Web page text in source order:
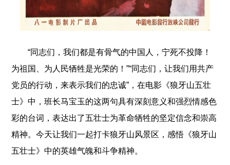
“同志们，我们都是有骨气的中国人，宁死不投降！
为祖国、为人民牺牲是光荣的！”“同志们，让我们用共产
党员的行动，来表示我们的忠诚”，在电影《狼牙山五壮
士》中，班长马宝玉的这两句具有深刻意义和强烈情感色
彩的台词，表达出了五壮士为革命牺牲的坚定信念和崇高
精神。今天让我们一起打卡狼牙山风景区，感悟《狼牙山
五壮士》中的英雄气魄和斗争精神。